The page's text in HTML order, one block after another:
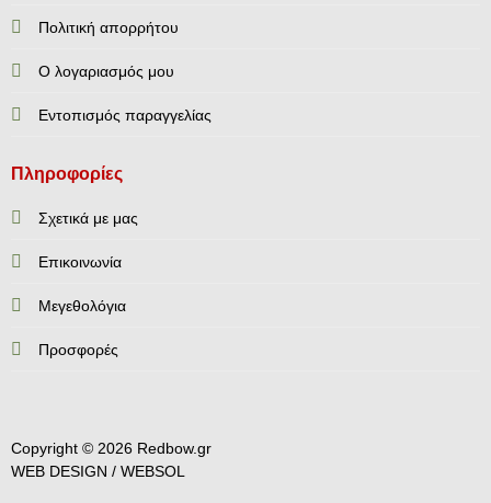
Πολιτική απορρήτου
Ο λογαριασμός μου
Εντοπισμός παραγγελίας
Πληροφορίες
Σχετικά με μας
Επικοινωνία
Mεγεθολόγια
Προσφορές
Copyright © 2026 Redbow.gr
WEB DESIGN / WEBSOL